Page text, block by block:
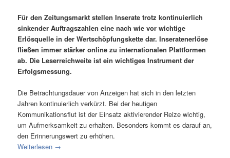
Für den Zeitungsmarkt stellen Inserate trotz kontinuierlich
sinkender Auftragszahlen eine nach wie vor wichtige
Erlösquelle in der Wertschöpfungskette dar. Inseratenerlöse
fließen immer stärker online zu internationalen Plattformen
ab. Die Leserreichweite ist ein wichtiges Instrument der
Erfolgsmessung.
Die Betrachtungsdauer von Anzeigen hat sich in den letzten
Jahren kontinuierlich verkürzt. Bei der heutigen
Kommunikationsflut ist der Einsatz aktivierender Reize wichtig,
um Aufmerksamkeit zu erhalten. Besonders kommt es darauf an,
den Erinnerungswert zu erhöhen.
Weiterlesen →